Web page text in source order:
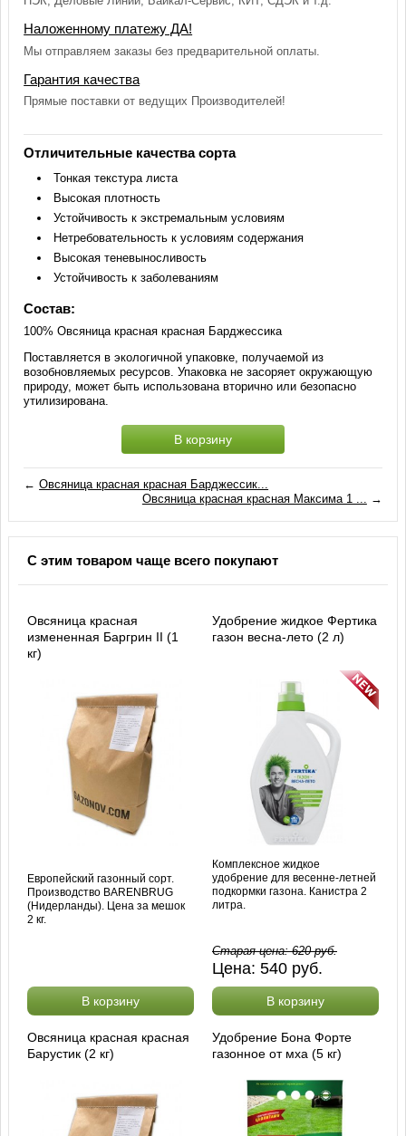
Наложенному платежу ДА!
Мы отправляем заказы без предварительной оплаты.
Гарантия качества
Прямые поставки от ведущих Производителей!
Отличительные качества сорта
Тонкая текстура листа
Высокая плотность
Устойчивость к экстремальным условиям
Нетребовательность к условиям содержания
Высокая теневыносливость
Устойчивость к заболеваниям
Состав:
100% Овсяница красная красная Барджессика
Поставляется в экологичной упаковке, получаемой из
возобновляемых ресурсов. Упаковка не засоряет окружающую
природу, может быть использована вторично или безопасно
утилизирована.
В корзину
←Овсяница красная красная Барджессик...
Овсяница красная красная Максима 1 ...
→
С этим товаром чаще всего покупают
Овсяница красная
измененная Баргрин II (1
кг)
Европейский газонный сорт.
Производство BARENBRUG
(Нидерланды). Цена за мешок
2 кг.
В корзину
Удобрение жидкое Фертика
газон весна-лето (2 л)
Комплексное жидкое
удобрение для весенне-летней
подкормки газона. Канистра 2
литра.
Старая цена:620руб.
Цена: 540 руб.
В корзину
Овсяница красная красная
Барустик (2 кг)
Удобрение Бона Форте
газонное от мха (5 кг)